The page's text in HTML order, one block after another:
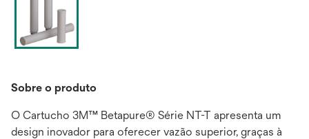
Sobre o produto
O Cartucho 3M™ Betapure® Série NT-T apresenta um
design inovador para oferecer vazão superior, graças à